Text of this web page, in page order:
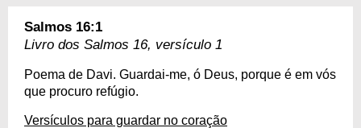
Salmos 16:1
Livro dos Salmos 16, versículo 1
Poema de Davi. Guardai-me, ó Deus, porque é em vós
que procuro refúgio.
Versículos para guardar no coração